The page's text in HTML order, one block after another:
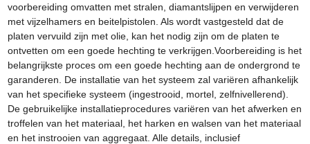
voorbereiding omvatten met stralen, diamantslijpen en verwijderen
met vijzelhamers en beitelpistolen. Als wordt vastgesteld dat de
platen vervuild zijn met olie, kan het nodig zijn om de platen te
ontvetten om een ​​goede hechting te verkrijgen.Voorbereiding is het
belangrijkste proces om een ​​goede hechting aan de ondergrond te
garanderen. De installatie van het systeem zal variëren afhankelijk
van het specifieke systeem (ingestrooid, mortel, zelfnivellerend).
De gebruikelijke installatieprocedures variëren van het afwerken en
troffelen van het materiaal, het harken en walsen van het materiaal
en het instrooien van aggregaat. Alle details, inclusief